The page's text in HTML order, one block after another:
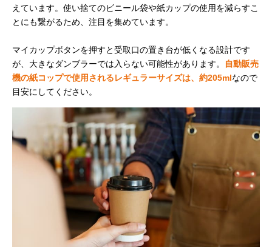
えています。使い捨てのビニール袋や紙カップの使用を減らすこ
とにも繋がるため、注目を集めています。
マイカップボタンを押すと受取口の置き台が低くなる設計です
が、大きなダンブラーでは入らない可能性があります。
自動販売
機の紙コップで使用されるレギュラーサイズは、約205mlなので
目安にしてください。